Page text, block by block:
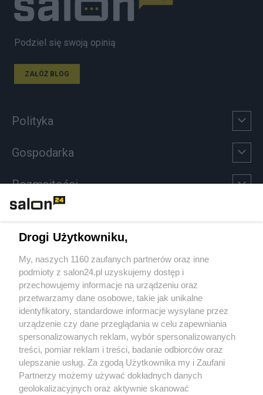
Podziel się swoją opinią
ZAŁÓŻ BLOG
Polityka
Gospodarka
Rozmaitości
Sport
Społeczeństwo
Kultura
X Facebook Instagram Youtube
Drogi Użytkowniku,
My, naszych 1160 zaufanych partnerów oraz inne
podmioty z salon24.pl uzyskujemy dostęp i
przechowujemy informacje na urządzeniu oraz
przetwarzamy dane osobowe, takie jak unikalne
identyfikatory, standardowe informacje wysyłane przez
urządzenie czy dane przeglądania w celu zapewniania
spersonalizowanych reklam, wybór spersonalizowanych
treści, pomiar reklam i treści, badanie odbiorców oraz
ulepszanie usług. Za zgodą Użytkownika my i Zaufani
Partnerzy możemy używać dokładnych danych
geolokalizacyjnych oraz aktywnie skanować